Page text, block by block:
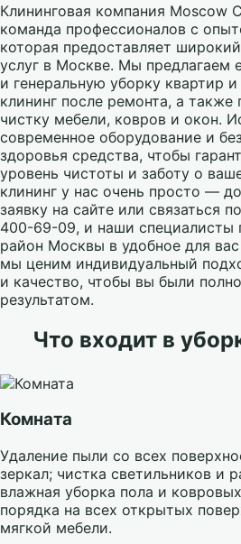
Клининговая компания Moscow
команда профессионалов с
которая предоставляет
услуг в Москве. Мы предлагаем
и генеральную уборку квартир
клининг после ремонта, а
чистку мебели, ковров и окон.
современное оборудование и
здоровья средства, чтобы
уровень чистоты и заботу о
клининг у нас очень просто —
заявку на сайте или связаться
400-69-09, и наши специалисты
район Москвы в удобное для
мы ценим индивидуальный
и качество, чтобы вы были
результатом.
Что входит в
Комната
Удаление пыли со всех
зеркал; чистка светильников и
влажная уборка пола и
порядка на всех открытых
мягкой мебели.